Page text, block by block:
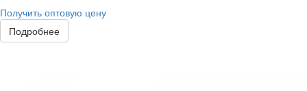
Получить оптовую цену
Подробнее